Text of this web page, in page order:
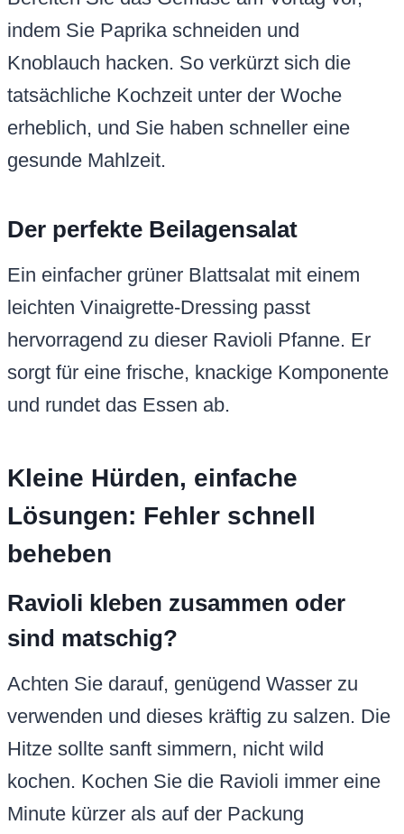
indem Sie Paprika schneiden und
Knoblauch hacken. So verkürzt sich die
tatsächliche Kochzeit unter der Woche
erheblich, und Sie haben schneller eine
gesunde Mahlzeit.
Der perfekte Beilagensalat
Ein einfacher grüner Blattsalat mit einem
leichten Vinaigrette-Dressing passt
hervorragend zu dieser Ravioli Pfanne. Er
sorgt für eine frische, knackige Komponente
und rundet das Essen ab.
Kleine Hürden, einfache
Lösungen: Fehler schnell
beheben
Ravioli kleben zusammen oder
sind matschig?
Achten Sie darauf, genügend Wasser zu
verwenden und dieses kräftig zu salzen. Die
Hitze sollte sanft simmern, nicht wild
kochen. Kochen Sie die Ravioli immer eine
Minute kürzer als auf der Packung